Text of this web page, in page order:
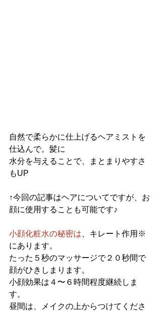
自然で柔らかに仕上げるヘアミストを
仕込んで。髪に
水分を与えることで、まとまりやすさ
もUP
↑今回の記事はヘアについてですが、お
顔に使用することも可能です♪
小顔化粧水の秘密は 、キレート作用※
にあります。
たった５秒のマッサージで２０秒間で
顔がひきしまります。
小顔効果は４〜６時間程度継続しま
す。
昼間は、メイクの上からつけてくださ